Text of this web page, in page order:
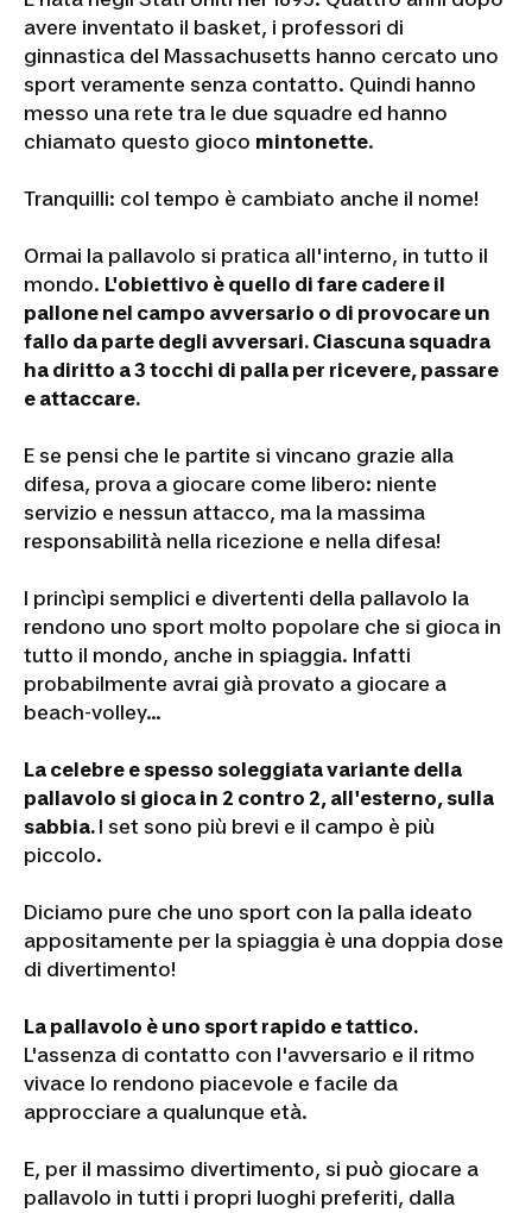
avere inventato il basket, i professori di
ginnastica del Massachusetts hanno cercato uno
sport veramente senza contatto. Quindi hanno
messo una rete tra le due squadre ed hanno
chiamato questo gioco mintonette.
Tranquilli: col tempo è cambiato anche il nome!
Ormai la pallavolo si pratica all'interno, in tutto il
mondo. L'obiettivo è quello di fare cadere il
pallone nel campo avversario o di provocare un
fallo da parte degli avversari. Ciascuna squadra
ha diritto a 3 tocchi di palla per ricevere, passare
e attaccare.
E se pensi che le partite si vincano grazie alla
difesa, prova a giocare come libero: niente
servizio e nessun attacco, ma la massima
responsabilità nella ricezione e nella difesa!
I princìpi semplici e divertenti della pallavolo la
rendono uno sport molto popolare che si gioca in
tutto il mondo, anche in spiaggia. Infatti
probabilmente avrai già provato a giocare a
beach-volley...
La celebre e spesso soleggiata variante della
pallavolo si gioca in 2 contro 2, all'esterno, sulla
sabbia. I set sono più brevi e il campo è più
piccolo.
Diciamo pure che uno sport con la palla ideato
appositamente per la spiaggia è una doppia dose
di divertimento!
La pallavolo è uno sport rapido e tattico.
L'assenza di contatto con l'avversario e il ritmo
vivace lo rendono piacevole e facile da
approcciare a qualunque età.
E, per il massimo divertimento, si può giocare a
pallavolo in tutti i propri luoghi preferiti, dalla